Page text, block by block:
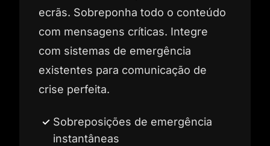
ecrãs. Sobreponha todo o conteúdo
com mensagens críticas. Integre
com sistemas de emergência
existentes para comunicação de
crise perfeita.
Sobreposições de emergência
instantâneas